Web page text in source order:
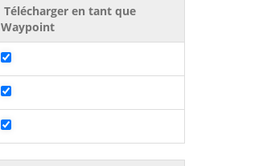
Télécharger en tant que
Waypoint